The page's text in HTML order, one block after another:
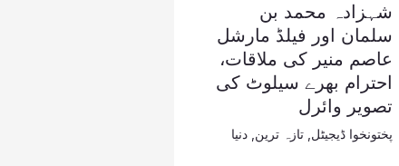
شہزادہ محمد بن
سلمان اور فیلڈ مارشل
عاصم منیر کی ملاقات،
احترام بھرے سیلوٹ کی
تصویر وائرل
پختونخوا ڈیجیٹل تازہ ترین دنیا